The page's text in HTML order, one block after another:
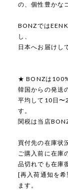
の、個性豊かな
BONZでは
し、
日本へお届けし
★ BONZは
韓国からの発送
平均して10日〜
す。
関税は当店
買付先の在庫状
ご購入前に在庫
品切れでも在庫
[再入荷通知を
ます。